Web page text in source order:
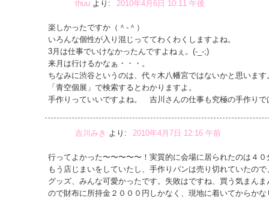
thuu より: 2010年4月6日 10:11 午後
楽しかったですか（＾-＾）
いろんな個性が入り混じっててわくわくしますよね。
3月は仕事でいけなかったんですよねぇ。(-_-;)
来月は行けるかなぁ・・・。
ちなみに渋谷というのは、代々木八幡宮ではないかと思います
「青空個展」で検索するとわかりますよ。
手作りっていいですよね。 吉川さんの仕事も究極の手作りで
吉川みき より: 2010年4月7日 12:16 午前
行ってよかった〜〜〜〜〜！実質的に会場に居られたのは４
もう店じまいをしていたし、手作りパンは売り切れていたの
グッズ、みんな可愛かったです。失敗はですね、買う気まん
ので財布に所持金２０００円しかなく、現地に着いてからか